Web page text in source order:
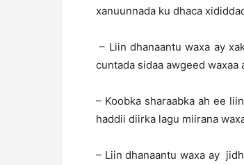
xanuunnada ku dhaca
– Liin dhanaantu waxa ay
cuntada sidaa awgeed
– Koobka sharaabka ah ee
haddii diirka lagu miirana
– Liin dhanaantu waxa ay